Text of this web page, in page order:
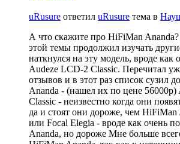
uRusure ответил uRusure тема в
А что скажите про HiFiMan
этой темы продолжил изучать
наткнулся на эту модель, вроде как
Audeze LCD-2 Classic. Перечитал
отзывов и в этот раз список сузил
Ananda - (нашел их по цене 56000р)
Classic - неизвестно когда они
да и стоят они дороже, чем HiFiMan
или Focal Elegia - вроде как очень
Ananda, но дороже Мне больше